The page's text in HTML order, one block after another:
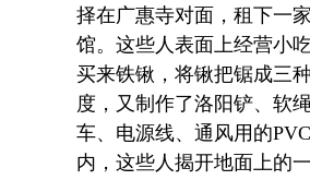
择在广惠寺对面，租下一
馆。这些人表面上经营小
买来铁锹，将锹把锯成三
度，又制作了洛阳铲、软
车、电源线、通风用的
内，这些人揭开地面上的